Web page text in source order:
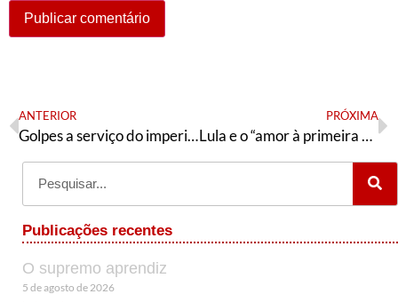
ANTERIOR
Golpes a serviço do imperialismo
PRÓXIMA
Lula e o “amor à primeira vista” por Trump
Publicações recentes
O supremo aprendiz
5 de agosto de 2026